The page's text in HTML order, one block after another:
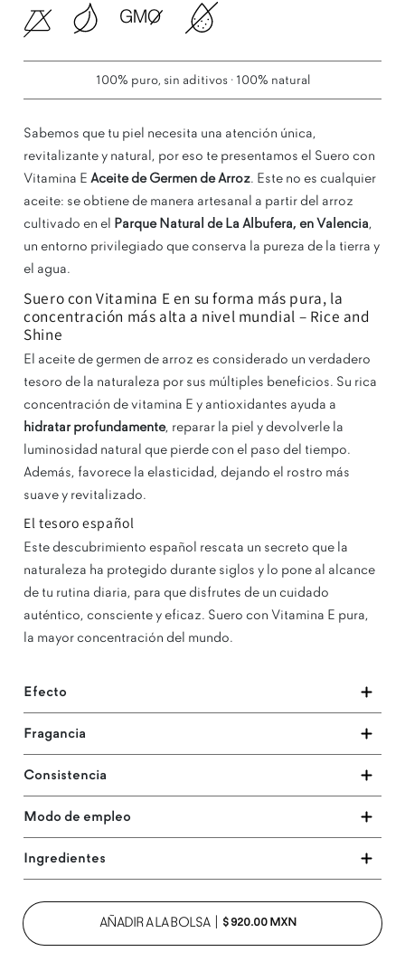
100% puro, sin aditivos · 100% natural
Sabemos que tu piel necesita una atención única,
revitalizante y natural, por eso te presentamos el Suero con
Vitamina EAceite de Germen de Arroz. Este no es cualquier
aceite: se obtiene de manera artesanal a partir del arroz
cultivado en el Parque Natural de La Albufera, en Valencia,
un entorno privilegiado que conserva la pureza de la tierra y
el agua.
Suero con Vitamina E en su forma más pura, la
concentración más alta a nivel mundial – Rice and
Shine
El aceite de germen de arroz es considerado un verdadero
tesoro de la naturaleza por sus múltiples beneficios. Su rica
concentración de vitamina E y antioxidantes ayuda a
hidratar profundamente, reparar la piel y devolverle la
luminosidad natural que pierde con el paso del tiempo.
Además, favorece la elasticidad, dejando el rostro más
suave y revitalizado.
El tesoro español
Este descubrimiento español rescata un secreto que la
naturaleza ha protegido durante siglos y lo pone al alcance
de tu rutina diaria, para que disfrutes de un cuidado
auténtico, consciente y eficaz. Suero con Vitamina E pura,
la mayor concentración del mundo.
Efecto
Fragancia
Consistencia
Modo de empleo
Ingredientes
AÑADIR A LA BOLSA PRECIO HABITUAL
$ 920.00 MXN